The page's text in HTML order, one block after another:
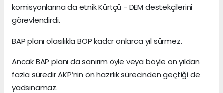
komisyonlarına da etnik Kürtçü - DEM destekçilerini
görevlendirdi.
BAP planı olasılıkla BOP kadar onlarca yıl sürmez.
Ancak BAP planı da sanırım öyle veya böyle on yıldan
fazla süredir AKP’nin ön hazırlık sürecinden geçtiği de
yadsınamaz.